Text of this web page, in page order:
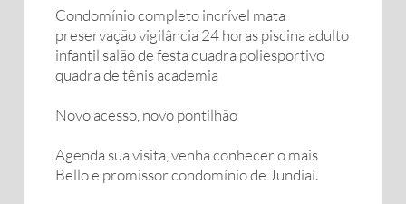
Condomínio completo incrível mata
preservação vigilância 24 horas piscina adulto
infantil salão de festa quadra poliesportivo
quadra de tênis academia
Novo acesso, novo pontilhão
Agenda sua visita, venha conhecer o mais
Bello e promissor condomínio de Jundiaí.